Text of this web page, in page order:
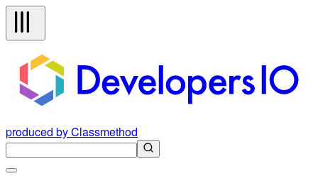
produced by Classmethod